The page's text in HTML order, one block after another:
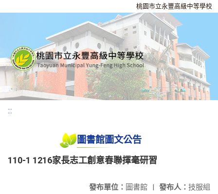
桃園市立永豐高級中等學校
:::
圖書館圖文公告
110-1 1216家長志工創意春聯揮毫研習
發布人： 技服組
發布單位： 圖書館 |